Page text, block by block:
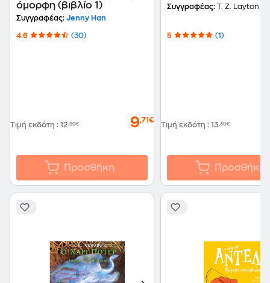
όμορφη (βιβλίο 1)
Συγγραφέας: Jenny Han
4.6 (30)
Τιμή εκδότη : 12,90€ 9,71€
Προσθήκη
Συγγραφέας: T. Z. Layton
5 (1)
Τιμή εκδότη : 13,30€
Προσθήκη